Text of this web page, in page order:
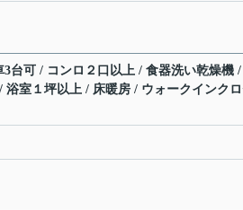
台可 / コンロ２口以上 / 食器洗い乾燥機
室１坪以上 / 床暖房 / ウォークインク